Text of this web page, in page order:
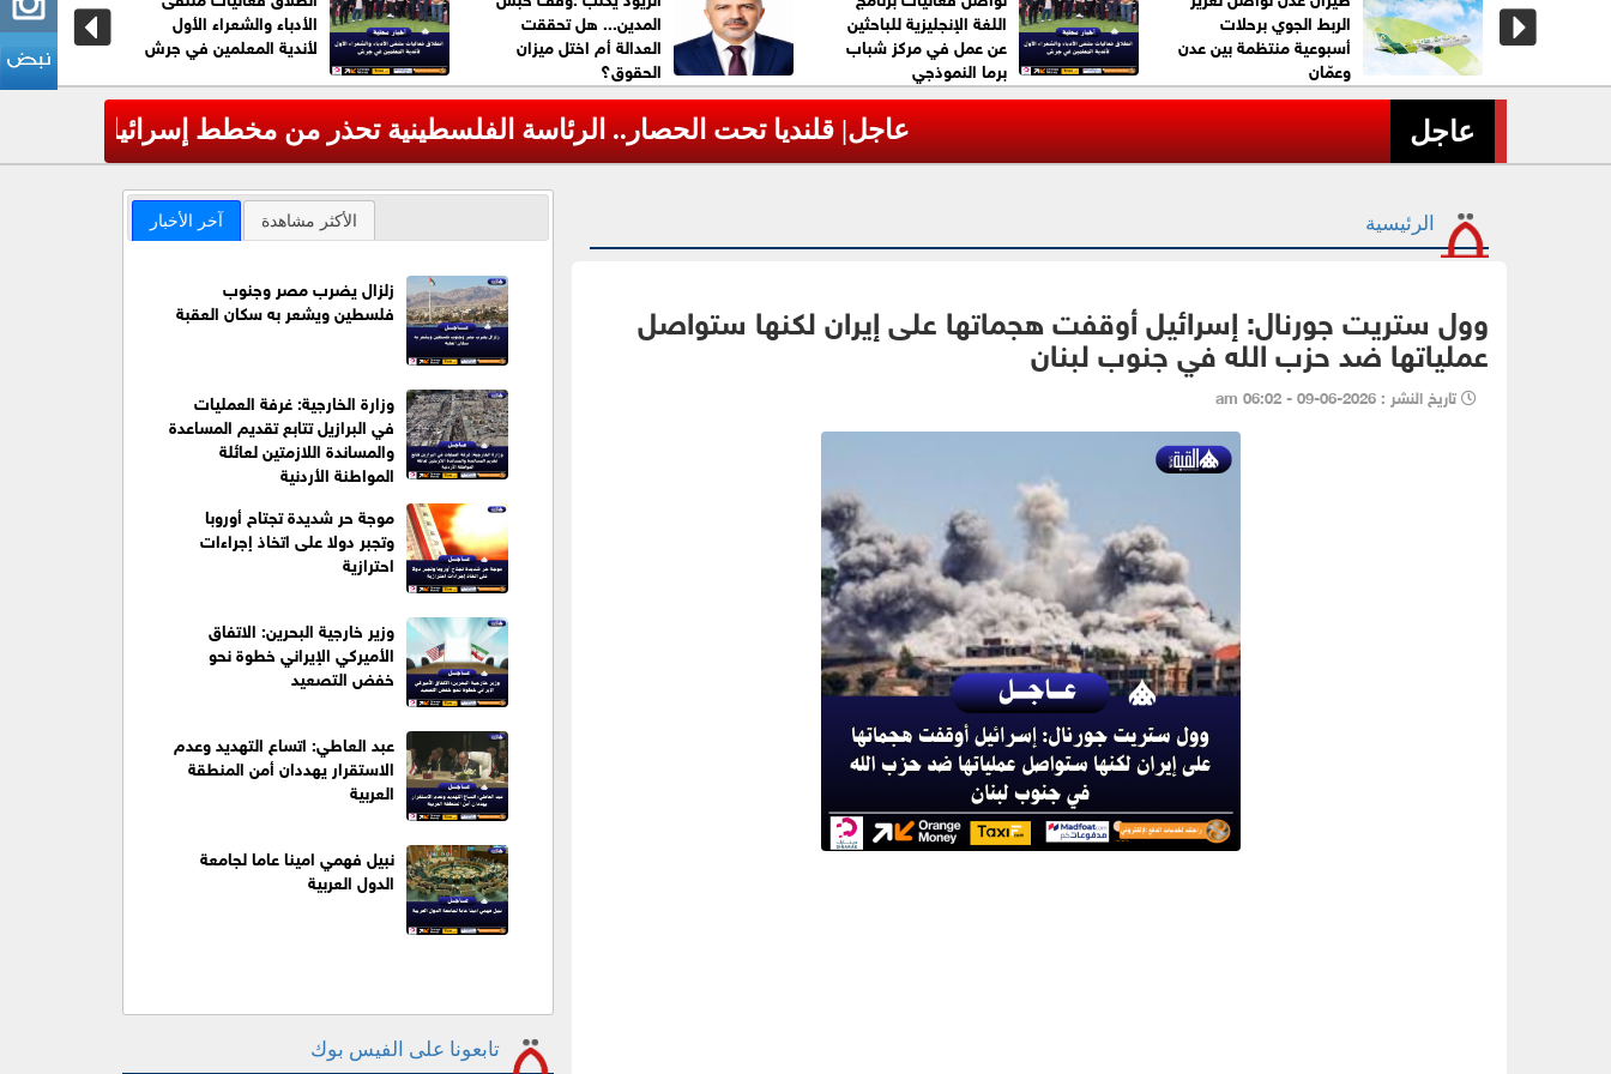
الربط الجوي برحلات
أسبوعية منتظمة بين عدن
وعمّان
اللغة الإنجليزية للباحثين
عن عمل في مركز شباب
برما النموذجي
المدين... هل تحققت
العدالة أم اختل ميزان
الحقوق؟
الأدباء والشعراء الأول
لأندية المعلمين في جرش
عاجل عاجل| قلنديا تحت الحصار.. الرئاسة الفلسطينية تحذر من مخطط إسرائيلي يستهدف مخيمات اللاجئين
الرئيسية
وول ستريت جورنال: إسرائيل أوقفت هجماتها على إيران لكنها ستواصل
عملياتها ضد حزب الله في جنوب لبنان
تاريخ النشر : 2026-06-09 - 06:02 am
آخر الأخبار الأكثر مشاهدة
زلزال يضرب مصر وجنوب
فلسطين ويشعر به سكان العقبة
وزارة الخارجية: غرفة العمليات
في البرازيل تتابع تقديم المساعدة
والمساندة اللازمتين لعائلة
المواطنة الأردنية
موجة حر شديدة تجتاح أوروبا
وتجبر دولا على اتخاذ إجراءات
احترازية
وزير خارجية البحرين: الاتفاق
الأميركي الإيراني خطوة نحو
خفض التصعيد
عبد العاطي: اتساع التهديد وعدم
الاستقرار يهددان أمن المنطقة
العربية
نبيل فهمي امينا عاما لجامعة
الدول العربية
تابعونا على الفيس بوك